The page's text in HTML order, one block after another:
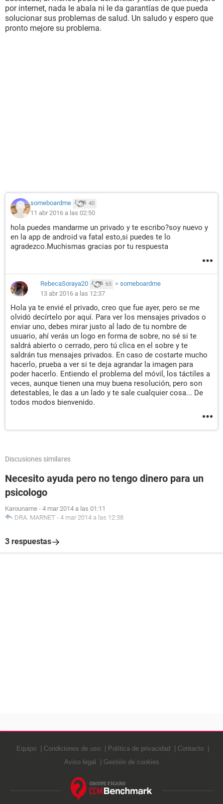
por internet, nada le abala ni le da garantías de que pueda
solucionar sus problemas de salud. Un saludo y espero que
pronto mejore su problema.
someboardme 40
11 abr 2016 a las 02:50
hola puedes mandarme un privado y te escribo?soy nuevo y
en la app de android va fatal esto,si puedes te lo
agradezco.Muchismas gracias por tu respuesta
RebecaSoraya20 65 > someboardme
13 abr 2016 a las 12:37
Hola ya te envié el privado, creo que fue ayer, pero se me
olvidó decírtelo por aquí. Para ver los mensajes privados o
enviar uno, debes mirar justo al lado de tu nombre de
usuario, ahí verás un logo en forma de sobre, no sé si te
saldrá abierto o cerrado, pero tú clica en el sobre y te
saldrán tus mensajes privados. En caso de costarte mucho
hacerlo, prueba a ver si te deja agrandar la imagen para
poder hacerlo. Entiendo el problema del móvil, los táctiles a
veces, aunque tienen una muy buena resolución, pero son
detestables, le das a un lado y te sale cualquier cosa... De
todos modos bienvenido.
Discusiones similares
Necesito ayuda pero no tengo dinero para un
psicologo
Karouname - 4 mar 2014 a las 01:11
DRA. MARNET - 4 mar 2014 a las 12:38
3 respuestas
Equipo Condiciones de uso Política de privacidad
Contacto
Aviso legal
Gestión de cookies